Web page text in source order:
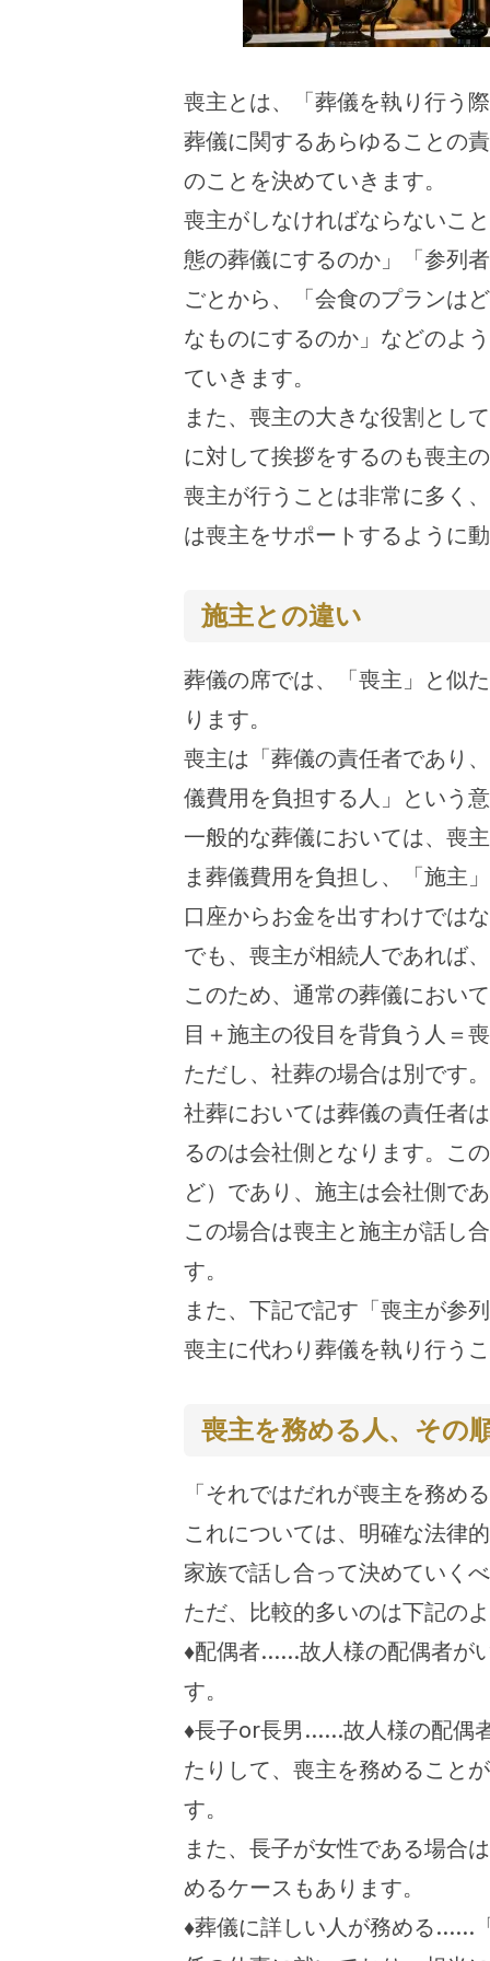
喪主とは、「葬儀を執り行う
葬儀に関するあらゆることの
のことを決めていきます。
喪主がしなければならないこ
態の葬儀にするのか」「参列
ごとから、「会食のプランは
なものにするのか」などのよ
ていきます。
また、喪主の大きな役割とし
に対して挨拶をするのも喪主
喪主が行うことは非常に多く
は喪主をサポートするように
施主との違い
葬儀の席では、「喪主」と似
ります。
喪主は「葬儀の責任者であり
儀費用を負担する人」という
一般的な葬儀においては、喪
ま葬儀費用を負担し、「施主
口座からお金を出すわけでは
でも、喪主が相続人であれば
このため、通常の葬儀におい
目＋施主の役目を背負う人＝
ただし、社葬の場合は別です。
社葬においては葬儀の責任者
るのは会社側となります。こ
ど）であり、施主は会社側で
この場合は喪主と施主が話し
す。
また、下記で記す「喪主が参
喪主に代わり葬儀を執り行う
喪主を務める人、その
「それではだれが喪主を務め
これについては、明確な法律
家族で話し合って決めていく
ただ、比較的多いのは下記の
♦配偶者……故人様の配偶者が
す。
♦長子or長男……故人様の配偶
たりして、喪主を務めること
す。
また、長子が女性である場合
めるケースもあります。
♦葬儀に詳しい人が務める……